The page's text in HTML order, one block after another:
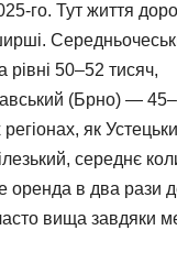
го. Тут життя
рівні 50–52 тисяч,
(Брно) —
як
середнє
оренда в два рази
вища завдяки